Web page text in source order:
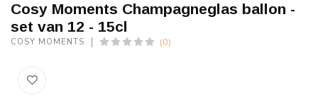
Cosy Moments Champagneglas ballon -
set van 12 - 15cl
COSY MOMENTS (0)